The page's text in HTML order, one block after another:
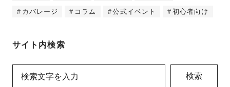
カバレージ コラム 公式イベント 初心者向け
サイト内検索
検索